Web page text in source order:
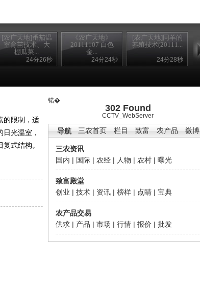
[农广天地]番茄温
室育苗技术、大
棚瓜菜...
24分26秒
《农广天地》
20111107 白色
金...
24分24秒
[农广天地]同羊的
养殖技术(20111...
24分28秒
锘�
302 Found
CCTV_WebServer
三农首页 栏目 致富 农产品 微博
导航
三农资讯
国内 | 国际 | 农经 | 人物 | 农村 | 曝光
致富殿堂
创业 | 技术 | 资讯 | 榜样 | 点睛 | 宝典
农产品交易
供求 | 产品 | 市场 | 行情 | 报价 | 批发
的限制，适
光温室，
式结构。